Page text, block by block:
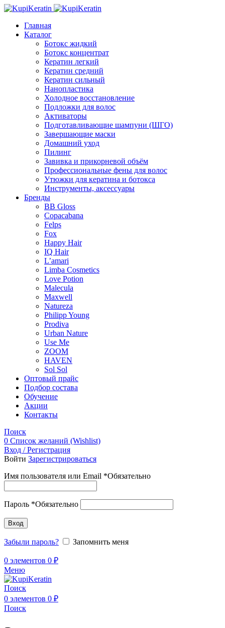
Главная
Каталог
Ботокс жидкий
Ботокс концентрат
Кератин легкий
Кератин средний
Кератин сильный
Нанопластика
Холодное восстановление
Подложки для волос
Активаторы
Подготавливающие шампуни (ШГО)
Завершающие маски
Домашний уход
Пилинг
Завивка и прикорневой объём
Профессиональные фены для волос
Утюжки для кератина и ботокса
Инструменты, аксессуары
Бренды
BB Gloss
Copacabana
Felps
Fox
Happy Hair
IQ Hair
L’amari
Limba Cosmetics
Love Potion
Malecula
Maxwell
Natureza
Philipp Young
Prodiva
Urban Nature
Use Me
ZOOM
HAVEN
Sol Sol
Оптовый прайс
Подбор состава
Обучение
Акции
Контакты
Поиск
0 Список желаний (Wishlist)
Вход / Регистрация
Войти Зарегистрироваться
Имя пользователя или Email *Обязательно
Пароль *Обязательно
Вход
Забыли пароль? Запомнить меня
0 элементов 0 ₽
Меню
Поиск
0 элементов 0 ₽
Поиск